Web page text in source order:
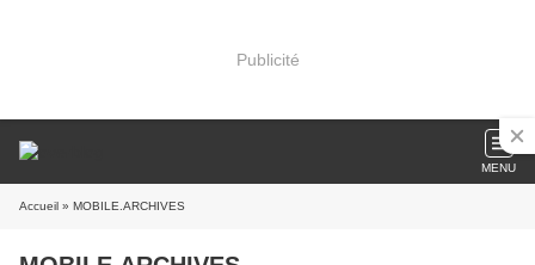
Publicité
MENU
Accueil » MOBILE.ARCHIVES